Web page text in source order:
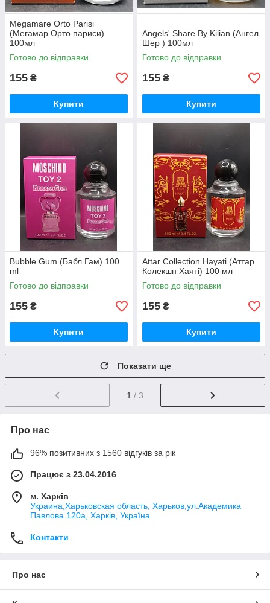
Megamare Orto Parisi
(Мегамар Орто париси)
100мл
Готово до відправки
155 ₴
Купити
Angels' Share By Kilian (Ангел
Шер ) 100мл
Готово до відправки
155 ₴
Купити
Bubble Gum (Бабл Гам) 100
ml
Готово до відправки
155 ₴
Купити
Attar Collection Hayati (Аттар
Колекшн Хаяті) 100 мл
Готово до відправки
155 ₴
Купити
Показати ще
1 / 3
Про нас
96% позитивних з 1560 відгуків за рік
Працює з 23.04.2016
м. Харків
Украина,Харьковская область, Харьков,ул.Академика
Павлова 120а, Харків, Україна
Контакти
Про нас